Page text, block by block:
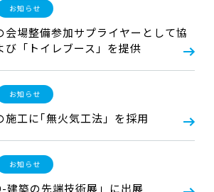
お知らせ
会場整備参加サプライヤーとして協
び「トイレブース」を提供
お知らせ
施工に｢無火気工法」を採用
お知らせ
建築の先端技術展」に出展